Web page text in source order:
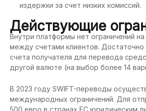
издержки за счет низких комиссий.
Действующие
Внутри платформы нет ограничений
между счетами клиентов. Достаточно
счета получателя для перевода
другой валюте (на выбор более 14
В 2023 году SWIFT-переводы
международных ограничений. Для
500 евро в странах ЕС юридическим